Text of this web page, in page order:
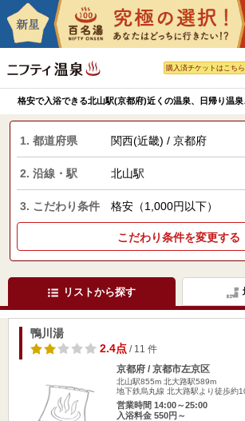
購入済チケットはこちら
格安で入浴できる北山駅(京都府)近くの温泉、日帰り温
1. 都道府県 関西(近畿) / 京都府
2. 沿線・駅 北山駅
3. こだわり条件 格安（1,000円以下）
こだわり条件を変更する
リストから探す
鴨川湯
2.4点/ 11 件
京都府 / 京都市左京区
北山駅855m 北大路駅589m
地下鉄烏丸線 北大路駅より徒歩約
営業時間 14:00～25:00
入浴料金 550円～